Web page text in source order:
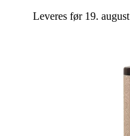
Leveres før 19. august